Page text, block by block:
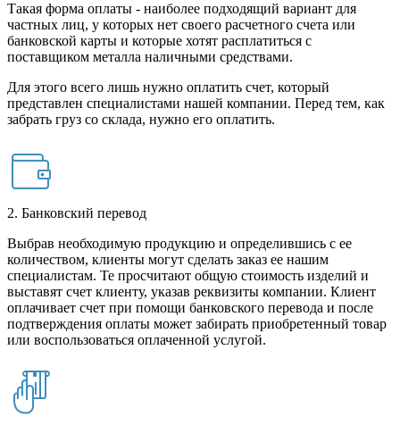
Такая форма оплаты - наиболее подходящий вариант для
частных лиц, у которых нет своего расчетного счета или
банковской карты и которые хотят расплатиться с
поставщиком металла наличными средствами.
Для этого всего лишь нужно оплатить счет, который
представлен специалистами нашей компании. Перед тем, как
забрать груз со склада, нужно его оплатить.
2. Банковский перевод
Выбрав необходимую продукцию и определившись с ее
количеством, клиенты могут сделать заказ ее нашим
специалистам. Те просчитают общую стоимость изделий и
выставят счет клиенту, указав реквизиты компании. Клиент
оплачивает счет при помощи банковского перевода и после
подтверждения оплаты может забирать приобретенный товар
или воспользоваться оплаченной услугой.